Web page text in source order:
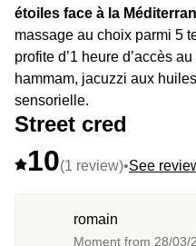
étoiles face à la
massage au choix parmi 5
profite d’1 heure d’accès
hammam, jacuzzi aux
sensorielle.
Street cred
10(1 review)•See
romain
Moment from 28/03/